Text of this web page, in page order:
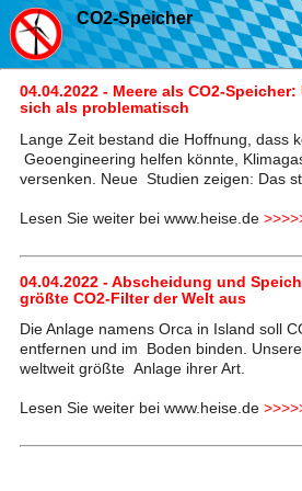
CO2-Speicher
04.04.2022 - Meere als CO2-
sich als problematisch
Lange Zeit bestand die Hoffnung, dass
Geoengineering helfen könnte,
versenken. Neue Studien zeigen: Das
Lesen Sie weiter bei www.heise.de
04.04.2022 - Abscheidung und
größte CO2-Filter der Welt aus
Die Anlage namens Orca in Island soll
entfernen und im Boden binden.
weltweit größte Anlage ihrer Art.
Lesen Sie weiter bei www.heise.de